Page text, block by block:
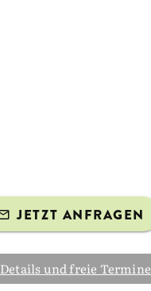
JETZT ANFRAGEN
Details und freie Termine